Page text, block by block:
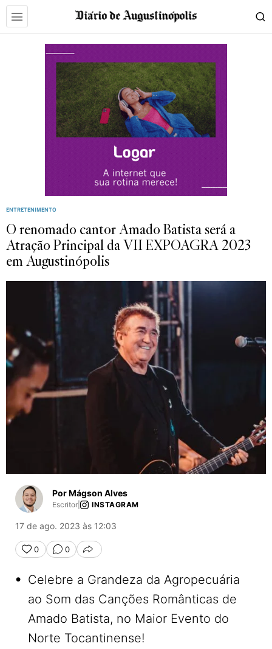
ENTRETENIMENTO
O renomado cantor Amado Batista será a
Atração Principal da VII EXPOAGRA 2023
em Augustinópolis
Por Mágson Alves
Escritor INSTAGRAM
17 de ago. 2023 às 12:03
0 0 COMPARTILHAR
• Celebre a Grandeza da Agropecuária
ao Som das Canções Românticas de
Amado Batista, no Maior Evento do
Norte Tocantinense!